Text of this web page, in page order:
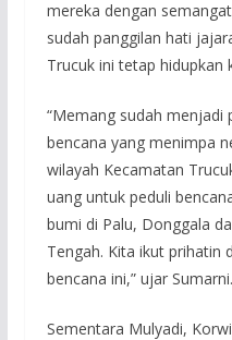
mereka dengan
sudah panggilan hati
Trucuk ini tetap hidupkan
“Memang sudah menjadi
bencana yang menimpa
wilayah Kecamatan
uang untuk peduli
bumi di Palu, Donggala
Tengah. Kita ikut prihatin
bencana ini,” ujar Sumarni.
Sementara Mulyadi,